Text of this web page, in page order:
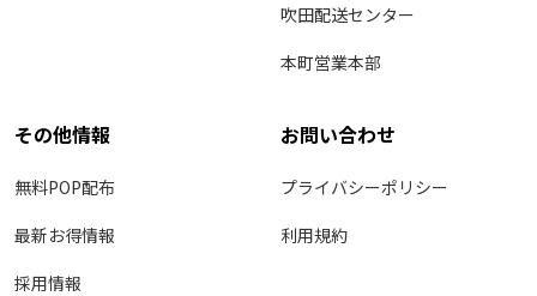
吹田配送センター
本町営業本部
その他情報
無料POP配布
最新お得情報
採用情報
お問い合わせ
プライバシーポリシー
利用規約